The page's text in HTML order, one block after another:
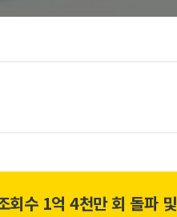
회수 1억 4천만 회 돌파